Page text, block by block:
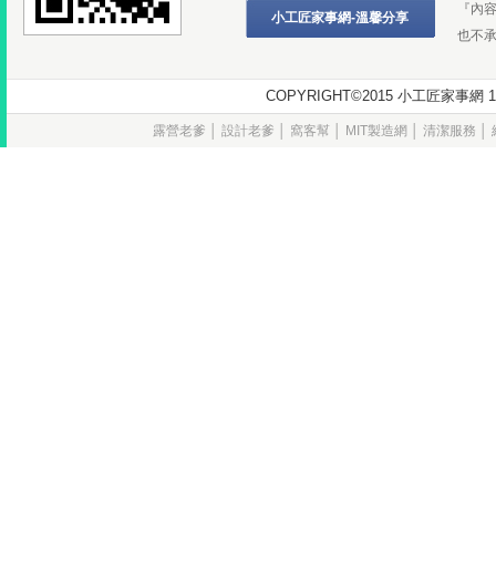
小工匠家事網-溫馨分享
『內
也不
COPYRIGHT©2015 小工匠家事
露營老爹 設計老爹 窩客幫 MIT製造網 清潔服務